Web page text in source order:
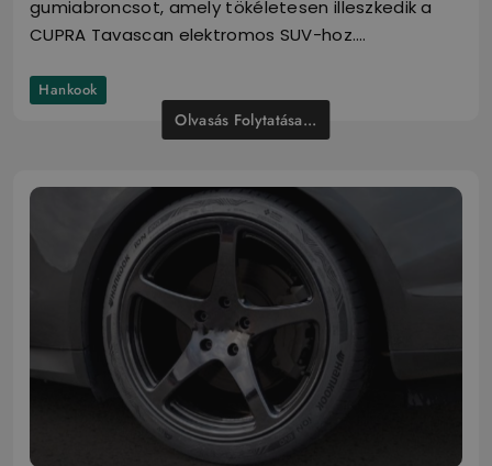
gumiabroncsot, amely tökéletesen illeszkedik a
CUPRA Tavascan elektromos SUV-hoz.…
Hankook
Olvasás Folytatása...